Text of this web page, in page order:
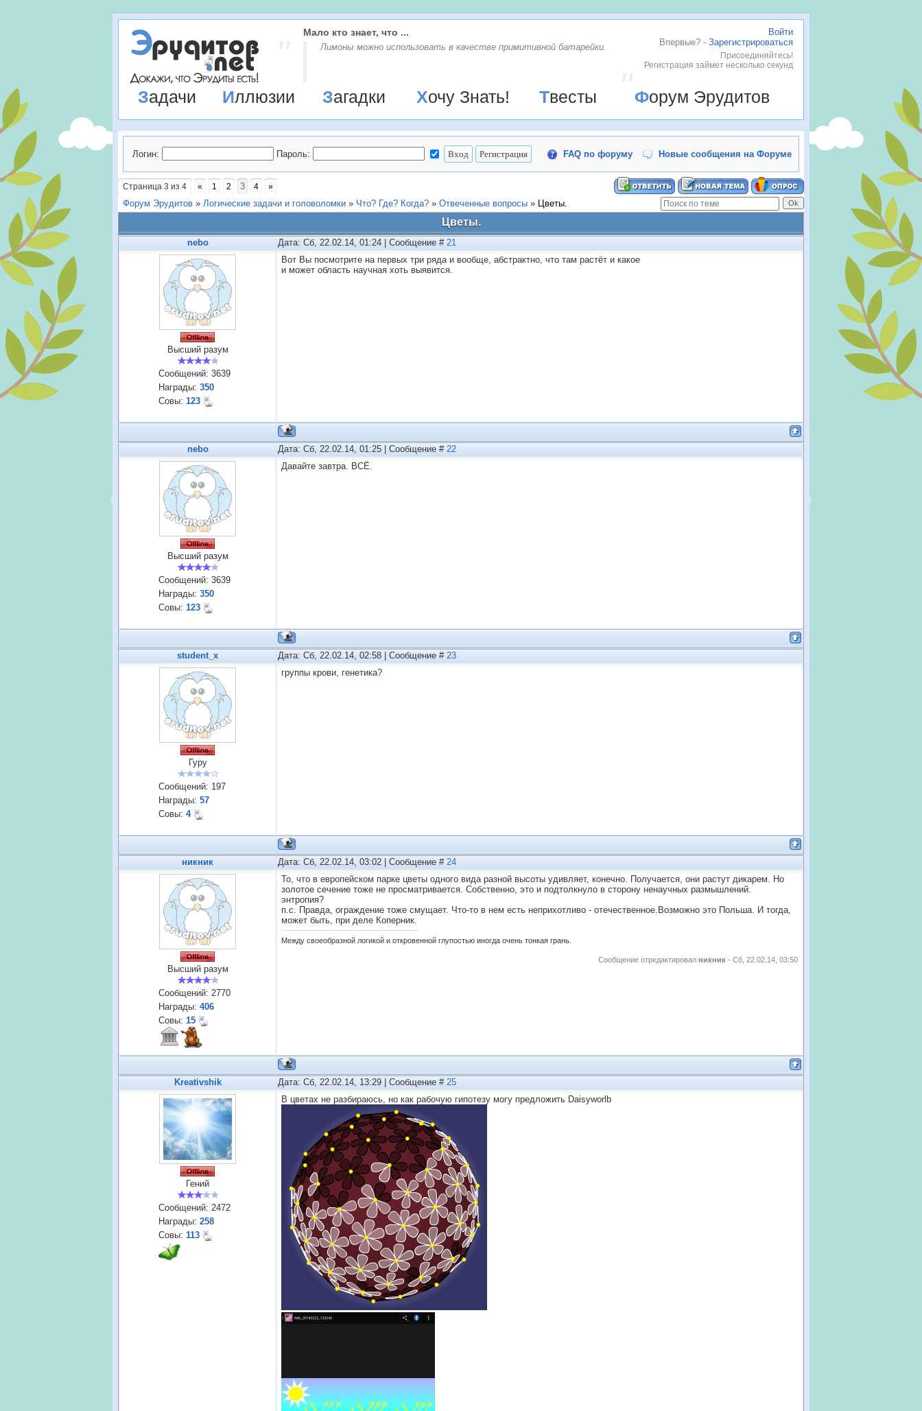
Войти
Впервые? - Зарегистрироваться
Присоединяйтесь!
Регистрация займет несколько секунд
Мало кто знает, что ...
Лимоны можно использовать в качестве примитивной батарейки.
Задачи Иллюзии Загадки Хочу Знать! Твесты Форум Эрудитов
Логин: Пароль: FAQ по форуму Новые сообщения на Форуме
Страница 3 из 4 « 1 2 3 4 »
Форум Эрудитов » Логические задачи и головоломки » Что? Где? Когда? » Отвеченные вопросы » Цветы.
Цветы.
nebo Дата: Сб, 22.02.14, 01:24 | Сообщение # 21
Высший разум
Сообщений: 3639
Награды: 350
Совы: 123
Вот Вы посмотрите на первых три ряда и вообще, абстрактно, что там растёт и какое
и может область научная хоть выявится.
nebo Дата: Сб, 22.02.14, 01:25 | Сообщение # 22
Высший разум
Сообщений: 3639
Награды: 350
Совы: 123
Давайте завтра. ВСЁ.
student_x Дата: Сб, 22.02.14, 02:58 | Сообщение # 23
Гуру
Сообщений: 197
Награды: 57
Совы: 4
группы крови, генетика?
никник Дата: Сб, 22.02.14, 03:02 | Сообщение # 24
Высший разум
Сообщений: 2770
Награды: 406
Совы: 15
То, что в европейском парке цветы одного вида разной высоты удивляет, конечно. Получается, они растут дикарем. Но
золотое сечение тоже не просматривается. Собственно, это и подтолкнуло в сторону ненаучных размышлений.
энтропия?
п.с. Правда, ограждение тоже смущает. Что-то в нем есть неприхотливо - отечественное.Возможно это Польша. И тогда,
может быть, при деле Коперник.
Между своеобразной логикой и откровенной глупостью иногда очень тонкая грань.
Сообщение отредактировал никник - Сб, 22.02.14, 03:50
Kreativshik Дата: Сб, 22.02.14, 13:29 | Сообщение # 25
Гений
Сообщений: 2472
Награды: 258
Совы: 113
В цветах не разбираюсь, но как рабочую гипотезу могу предложить Daisyworlb